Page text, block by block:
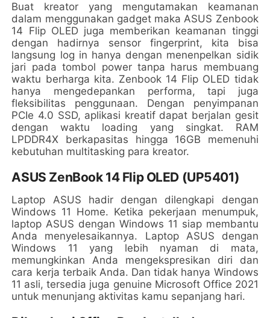
Buat kreator yang mengutamakan keamanan
dalam menggunakan gadget maka ASUS Zenbook
14 Flip OLED juga memberikan keamanan tinggi
dengan hadirnya sensor fingerprint, kita bisa
langsung log in hanya dengan menenpelkan sidik
jari pada tombol power tanpa harus membuang
waktu berharga kita. Zenbook 14 Flip OLED tidak
hanya mengedepankan performa, tapi juga
fleksibilitas penggunaan. Dengan penyimpanan
PCIe 4.0 SSD, aplikasi kreatif dapat berjalan gesit
dengan waktu loading yang singkat. RAM
LPDDR4X berkapasitas hingga 16GB memenuhi
kebutuhan multitasking para kreator.
ASUS ZenBook 14 Flip OLED (UP5401)
Laptop ASUS hadir dengan dilengkapi dengan
Windows 11 Home. Ketika pekerjaan menumpuk,
laptop ASUS dengan Windows 11 siap membantu
Anda menyelesaikannya. Laptop ASUS dengan
Windows 11 yang lebih nyaman di mata,
memungkinkan Anda mengekspresikan diri dan
cara kerja terbaik Anda. Dan tidak hanya Windows
11 asli, tersedia juga genuine Microsoft Office 2021
untuk menunjang aktivitas kamu sepanjang hari.